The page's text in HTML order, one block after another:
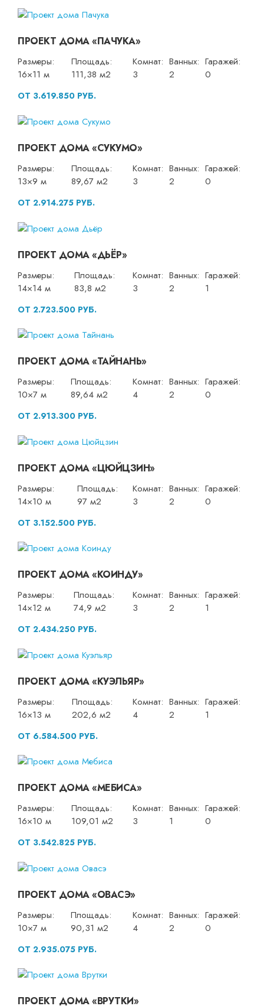
ПРОЕКТ ДОМА «ПАЧУКА»
Размеры:
16×11 м
Площадь:
111,38 м2
Комнат:
3
Ванных:
2
Гаражей:
0
ОТ 3.619.850 РУБ.
ПРОЕКТ ДОМА «СУКУМО»
Размеры:
13×9 м
Площадь:
89,67 м2
Комнат:
3
Ванных:
2
Гаражей:
0
ОТ 2.914.275 РУБ.
ПРОЕКТ ДОМА «ДЬЁР»
Размеры:
14×14 м
Площадь:
83,8 м2
Комнат:
3
Ванных:
2
Гаражей:
1
ОТ 2.723.500 РУБ.
ПРОЕКТ ДОМА «ТАЙНАНЬ»
Размеры:
10×7 м
Площадь:
89,64 м2
Комнат:
4
Ванных:
2
Гаражей:
0
ОТ 2.913.300 РУБ.
ПРОЕКТ ДОМА «ЦЮЙЦЗИН»
Размеры:
14×10 м
Площадь:
97 м2
Комнат:
3
Ванных:
2
Гаражей:
0
ОТ 3.152.500 РУБ.
ПРОЕКТ ДОМА «КОИНДУ»
Размеры:
14×12 м
Площадь:
74,9 м2
Комнат:
3
Ванных:
2
Гаражей:
1
ОТ 2.434.250 РУБ.
ПРОЕКТ ДОМА «КУЭЛЬЯР»
Размеры:
16×13 м
Площадь:
202,6 м2
Комнат:
4
Ванных:
2
Гаражей:
1
ОТ 6.584.500 РУБ.
ПРОЕКТ ДОМА «МЕБИСА»
Размеры:
16×10 м
Площадь:
109,01 м2
Комнат:
3
Ванных:
1
Гаражей:
0
ОТ 3.542.825 РУБ.
ПРОЕКТ ДОМА «ОВАСЭ»
Размеры:
10×7 м
Площадь:
90,31 м2
Комнат:
4
Ванных:
2
Гаражей:
0
ОТ 2.935.075 РУБ.
ПРОЕКТ ДОМА «ВРУТКИ»